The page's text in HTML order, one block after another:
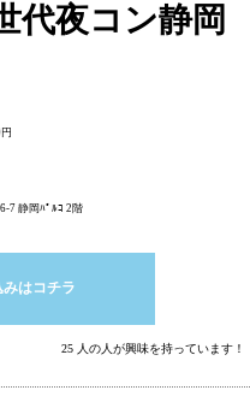
代夜コン静岡
7 静岡ﾊﾟﾙｺ 2階
はコチラ
25 人の人が興味を持っています！